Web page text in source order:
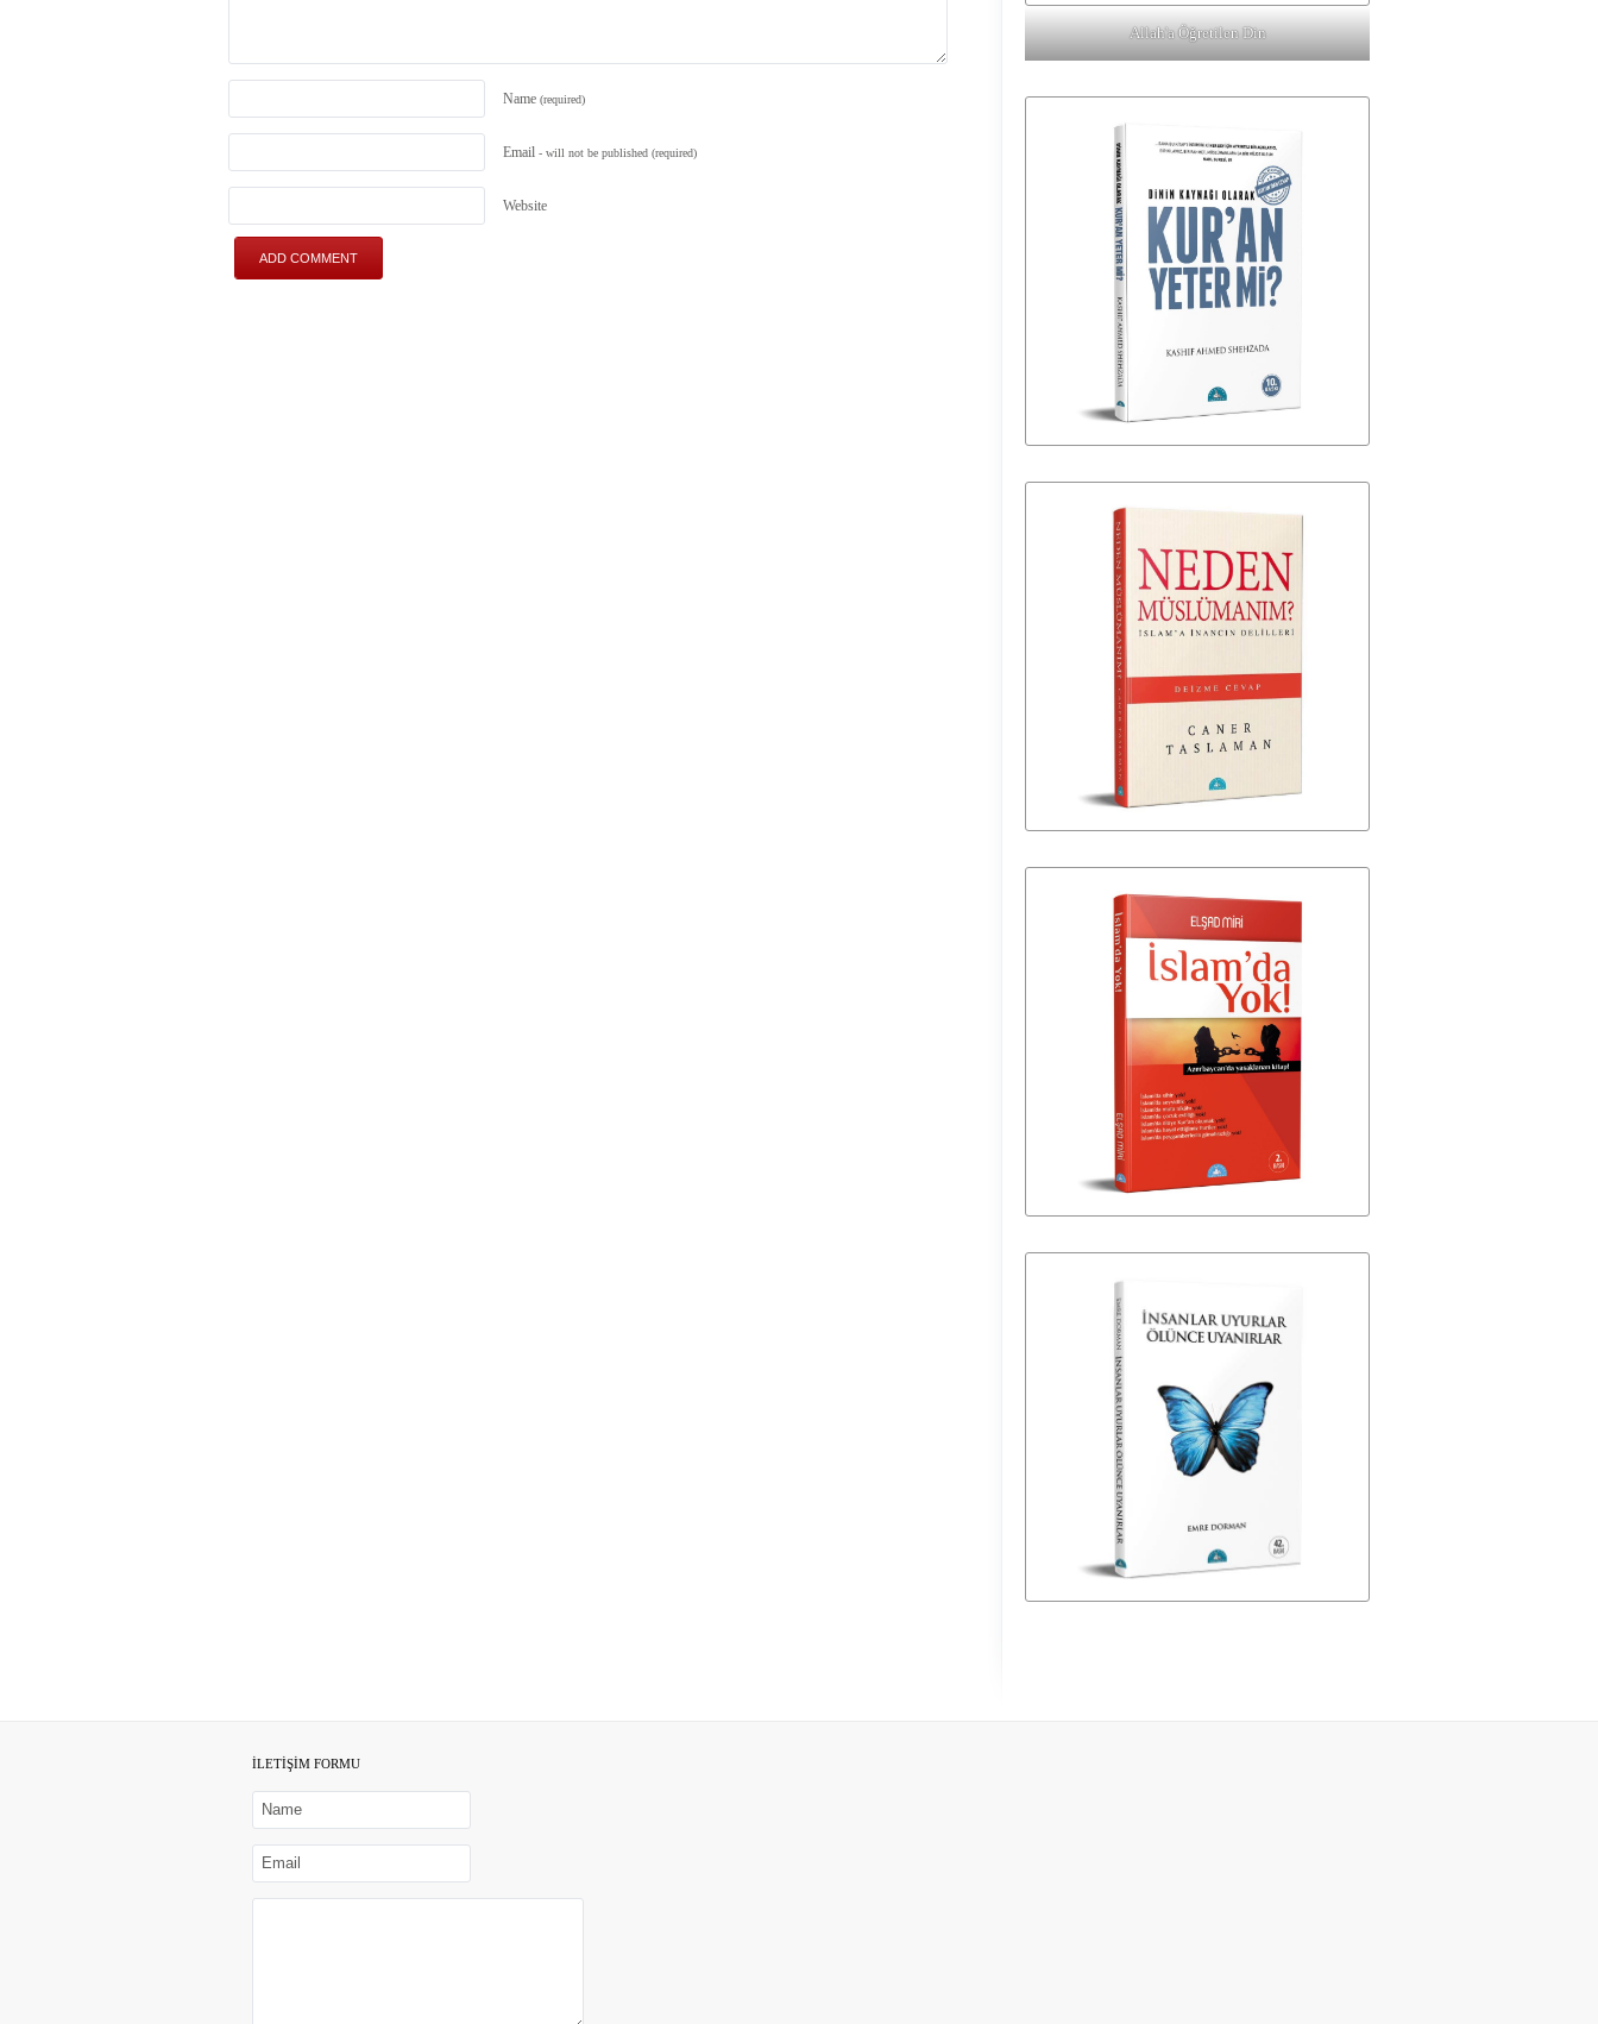
Name (required)
Email - will not be published (required)
Website
Allah'a Öğretilen Din
İLETİŞİM FORMU